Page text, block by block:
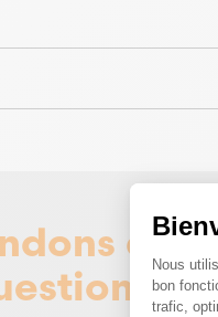
Nous
bon
trafic,
à
;)